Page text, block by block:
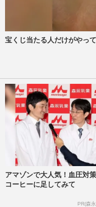
宝くじ当たる人だけがやっ
アマゾンで大人気！血圧対
コーヒーに足してみて
PR(森